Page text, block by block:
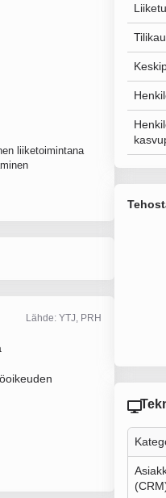
liiketoimintana
Lähde: YTJ, PRH